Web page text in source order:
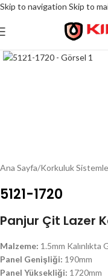
Skip to navigation Skip to
Click to enlarge
Ana Sayfa/Korkuluk
5121-1720
Panjur Çit Lazer
Malzeme: 1.5mm Kalınlıkta
Panel Genişliği: 190mm
Panel Yüksekliği: 1720mm